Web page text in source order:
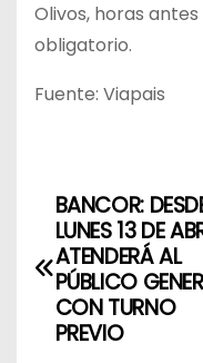
Olivos, horas
obligatorio.
Fuente: Viapais
N
a
BANCOR:
LUNES 13 DE
ATENDERÁ AL
PÚBLICO
CON TURNO
PREVIO